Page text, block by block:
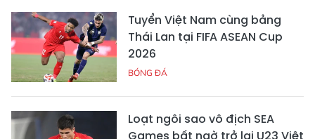
Tuyển Việt Nam cùng bảng
Thái Lan tại FIFA ASEAN Cup
2026
BÓNG ĐÁ
Loạt ngôi sao vô địch SEA
Games bất ngờ trở lại U23 Việt